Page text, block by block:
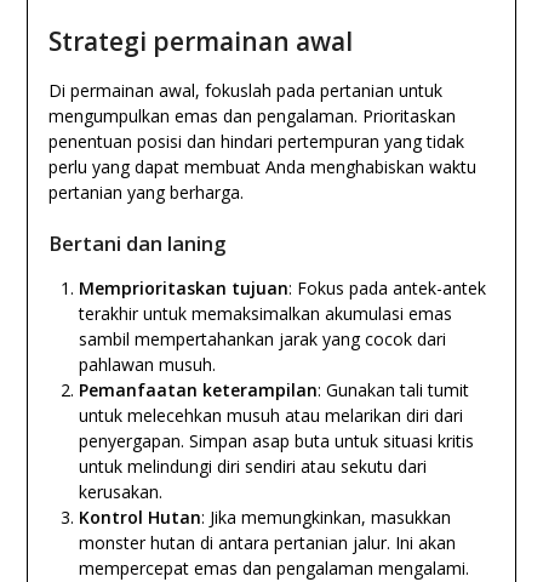
Strategi permainan awal
Di permainan awal, fokuslah pada pertanian untuk
mengumpulkan emas dan pengalaman. Prioritaskan
penentuan posisi dan hindari pertempuran yang tidak
perlu yang dapat membuat Anda menghabiskan waktu
pertanian yang berharga.
Bertani dan laning
Memprioritaskan tujuan: Fokus pada antek-antek
terakhir untuk memaksimalkan akumulasi emas
sambil mempertahankan jarak yang cocok dari
pahlawan musuh.
Pemanfaatan keterampilan: Gunakan tali tumit
untuk melecehkan musuh atau melarikan diri dari
penyergapan. Simpan asap buta untuk situasi kritis
untuk melindungi diri sendiri atau sekutu dari
kerusakan.
Kontrol Hutan: Jika memungkinkan, masukkan
monster hutan di antara pertanian jalur. Ini akan
mempercepat emas dan pengalaman mengalami.